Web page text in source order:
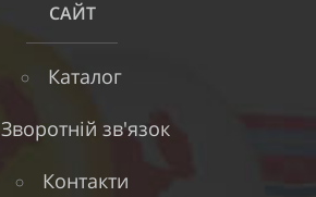
САЙТ
Каталог
Зворотній зв'язок
Контакти